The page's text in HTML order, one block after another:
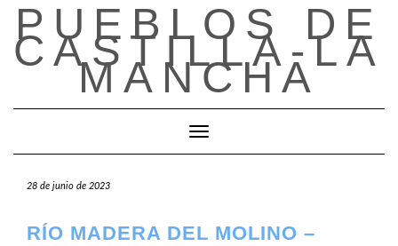
Saltar
contenido
PUEBLOS DE
CASTILLA-LA
MANCHA
Cambiar modo de navegación
28 de junio de 2023
RÍO MADERA DEL MOLINO –